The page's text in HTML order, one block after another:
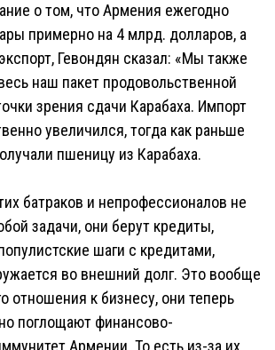
о том, что Армения ежегодно
примерно на 4 млрд. долларов, а
Гевондян сказал: «Мы также
наш пакет продовольственной
зрения сдачи Карабаха. Импорт
увеличился, тогда как раньше
пшеницу из Карабаха.
батраков и непрофессионалов не
задачи, они берут кредиты,
шаги с кредитами,
во внешний долг. Это вообще
отношения к бизнесу, они теперь
поглощают финансово-
Армении. То есть из-за их